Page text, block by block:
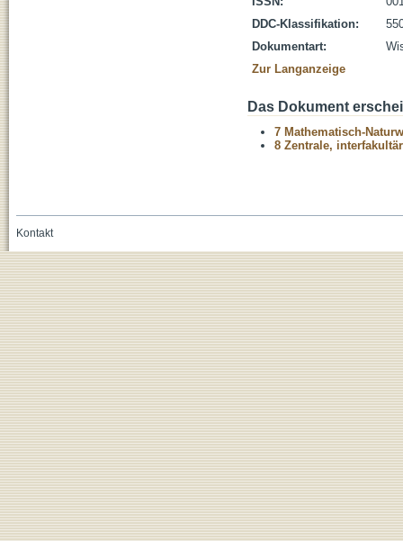
DDC-Klassifikation:
Dokumentart:
Zur Langanzeige
Das Dokument
7 Mathematisch-
8 Zentrale,
Kontakt